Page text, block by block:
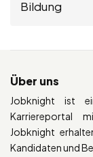
Bildung
Über uns
Jobknight ist
Karriereportal
Jobknight
Kandidaten und